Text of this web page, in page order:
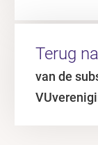
Terug
van de